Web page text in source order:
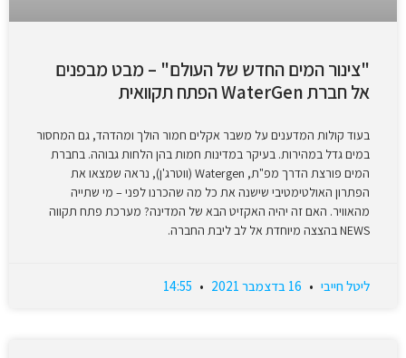
"צינור המים החדש של העולם" – מבט מבפנים
אל חברת WaterGen הפתח תקוואית
בעוד קולות המדענים על משבר אקלים חמור הולך ומהדהד, גם המחסור
במים גדל במהירות. בעיקר במדינות חמות בהן הלחות גבוהה. בחברת
המים פורצת הדרך מפ"ת, Watergen (ווטרג'ן), נראה שמצאו את
הפתרון האולטימטיבי שישנה את כל מה שהכרנו לפני – מי שתייה
מהאוויר. האם זה יהיה האקזיט הבא של המדינה? מערכת פתח תקווה
NEWS בהצצה מיוחדת אל לב ליבת החברה.
ליטל חייבי